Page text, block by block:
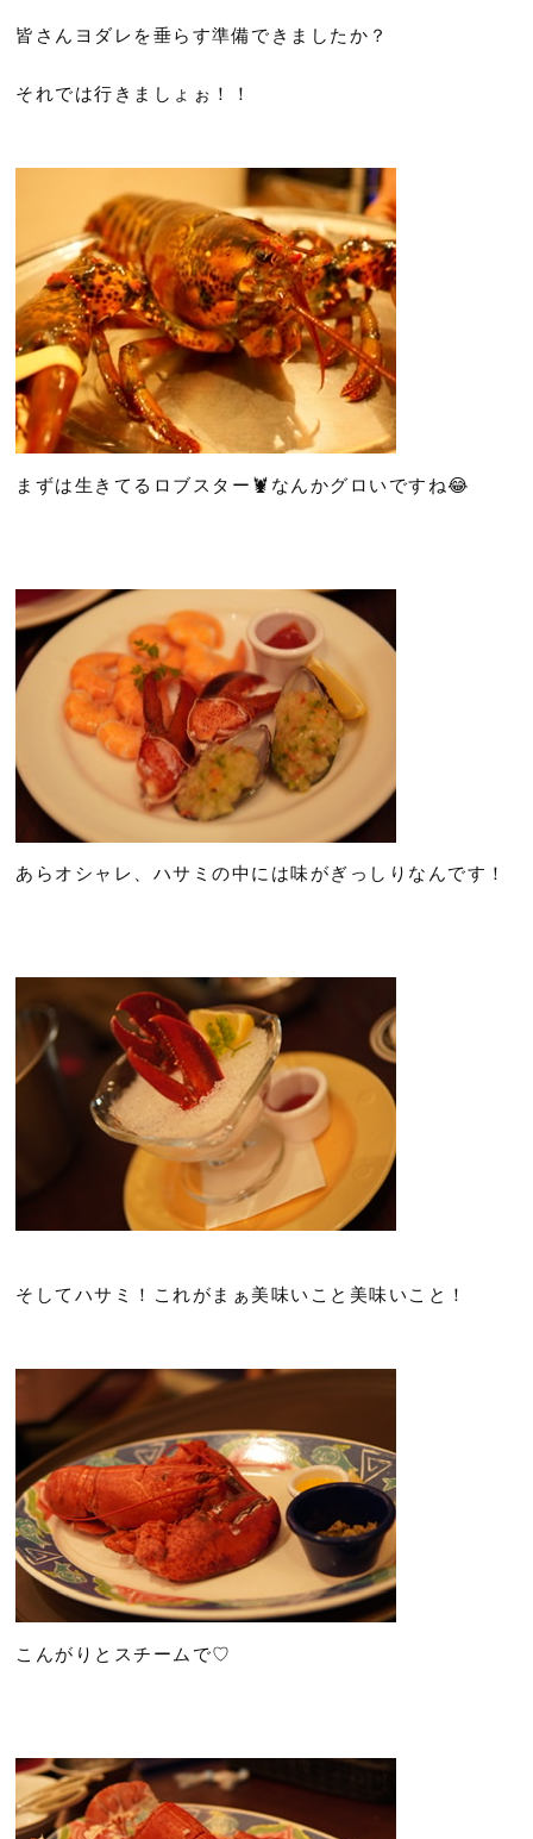
皆さんヨダレを垂らす準備できましたか？
それでは行きましょぉ！！
まずは生きてるロブスター🦞なんかグロいですね😂
あらオシャレ、ハサミの中には味がぎっしりなんです！
そしてハサミ！これがまぁ美味いこと美味いこと！
こんがりとスチームで♡